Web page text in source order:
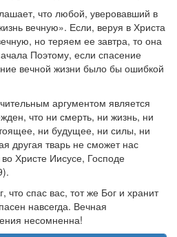
что любой, уверовавший в
вечную». Если, веруя в Христа
но теряем ее завтра, то она
Поэтому, если спасение
вечной жизни было бы ошибкой
аргументом является
что ни смерть, ни жизнь, ни
ни будущее, ни силы, ни
другая тварь не сможет нас
Христе Иисусе, Господе
что спас вас, тот же Бог и хранит
навсегда. Вечная
несомненна!